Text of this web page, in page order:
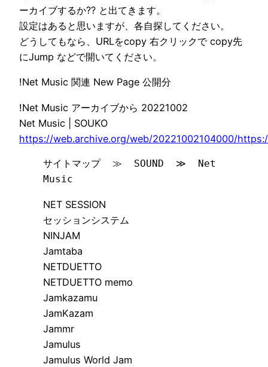
ーカイブするか?? と出てきます。
設定はあると思いますが、各自探してください。
どうしてもなら、URLをcopy 右クリックで copy先
にJump などで開いてください。
!Net Music 関連 New Page 公開分
!Net Music アーカイブから 20221002
Net Music | SOUKO
https://web.archive.org/web/20221002104000/
サイトマップ  ≫  SOUND  ≫  Net
Music
NET SESSION
セッションシステム
NINJAM
Jamtaba
NETDUETTO
NETDUETTO memo
Jamkazamu
JamKazam
Jammr
Jamulus
Jamulus World Jam